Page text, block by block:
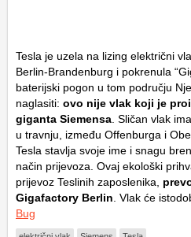
Tesla je uzela na lizing električni
Berlin-Brandenburg i pokrenula
baterijski pogon u tom području
naglasiti: ovo nije vlak koji je
giganta Siemensa . Sličan vlak
u travnju, između Offenburga i
Tesla stavlja svoje ime i snagu
način prijevoza. Ovaj ekološki
prijevoz Teslinih zaposlenika,
Gigafactory Berlin . Vlak će
Bug